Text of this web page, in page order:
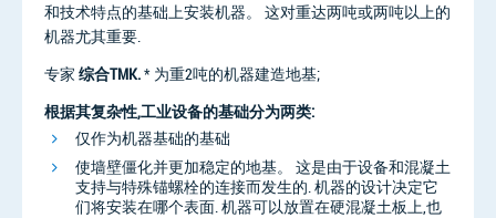
和技术特点的基础上安装机器。 这对重达两吨或两吨以上的
机器尤其重要.
专家 综合TMK.* 为重2吨的机器建造地基;
根据其复杂性,工业设备的基础分为两类:
仅作为机器基础的基础
使墙壁僵化并更加稳定的地基。 这是由于设备和混凝土
支持与特殊锚螺栓的连接而发生的. 机器的设计决定它
们将安装在哪个表面. 机器可以放置在硬混凝土板上,也